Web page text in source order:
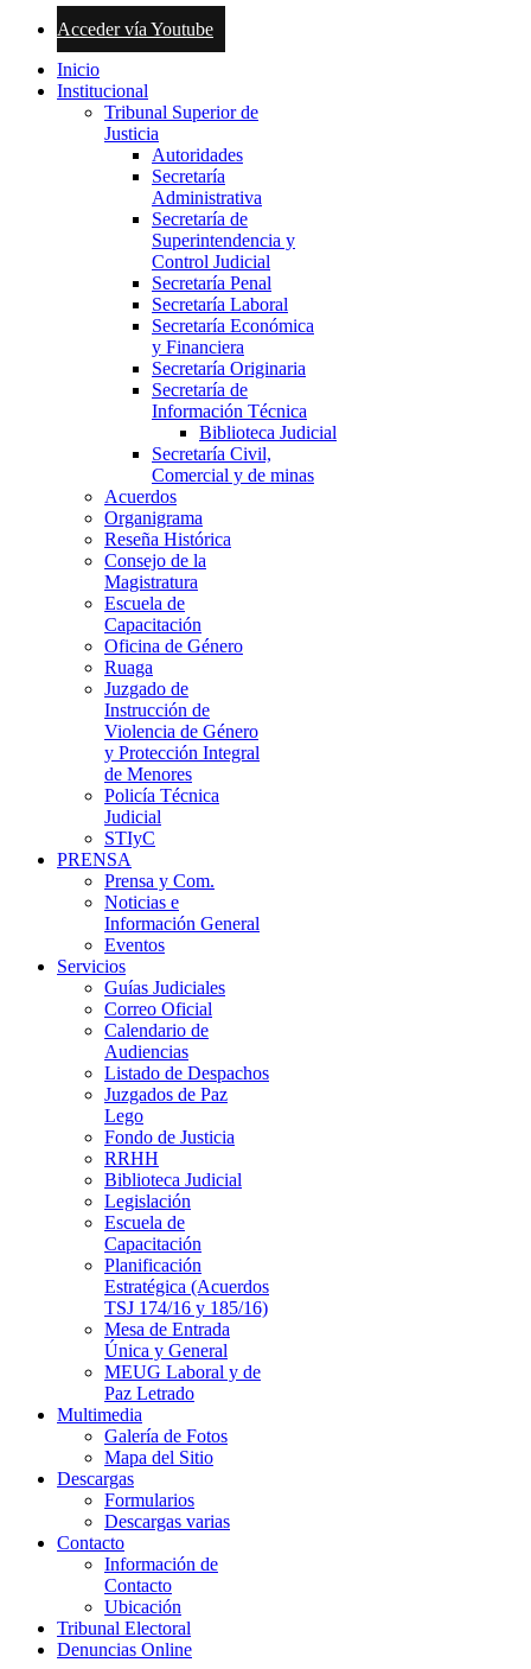
Acceder vía Youtube
Inicio
Institucional
Tribunal Superior de
Justicia
Autoridades
Secretaría
Administrativa
Secretaría de
Superintendencia y
Control Judicial
Secretaría Penal
Secretaría Laboral
Secretaría Económica
y Financiera
Secretaría Originaria
Secretaría de
Información Técnica
Biblioteca Judicial
Secretaría Civil,
Comercial y de minas
Acuerdos
Organigrama
Reseña Histórica
Consejo de la
Magistratura
Escuela de
Capacitación
Oficina de Género
Ruaga
Juzgado de
Instrucción de
Violencia de Género
y Protección Integral
de Menores
Policía Técnica
Judicial
STIyC
PRENSA
Prensa y Com.
Noticias e
Información General
Eventos
Servicios
Guías Judiciales
Correo Oficial
Calendario de
Audiencias
Listado de Despachos
Juzgados de Paz
Lego
Fondo de Justicia
RRHH
Biblioteca Judicial
Legislación
Escuela de
Capacitación
Planificación
Estratégica (Acuerdos
TSJ 174/16 y 185/16)
Mesa de Entrada
Única y General
MEUG Laboral y de
Paz Letrado
Multimedia
Galería de Fotos
Mapa del Sitio
Descargas
Formularios
Descargas varias
Contacto
Información de
Contacto
Ubicación
Tribunal Electoral
Denuncias Online